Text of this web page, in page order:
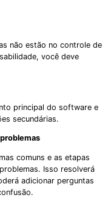
não estão no controle de
você deve
principal do software e
secundárias.
comuns e as etapas
Isso resolverá
adicionar perguntas